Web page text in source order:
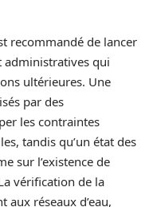
recommandé de lancer
administratives qui
ultérieures. Une
par des
les contraintes
tandis qu’un état des
sur l’existence de
vérification de la
réseaux d’eau,